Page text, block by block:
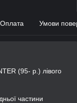
Оплата Умови
(95- р.) лівого
частини